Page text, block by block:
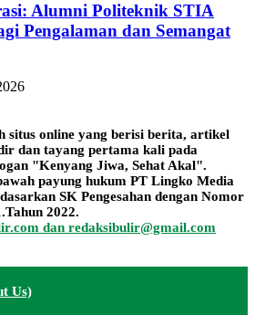
Alumni Politeknik STIA
Pengalaman dan Semangat
situs online yang berisi berita, artikel
dan tayang pertama kali pada
"Kenyang Jiwa, Sehat Akal".
payung hukum PT Lingko Media
SK Pengesahan dengan Nomor
2022.
dan redaksibulir@gmail.com
Us)